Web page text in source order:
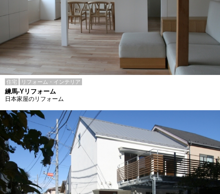
住宅 リフォーム・インテリア
練馬-Yリフォーム
日本家屋のリフォーム